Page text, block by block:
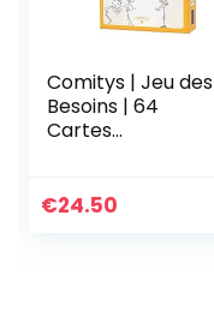
Comitys | Jeu des
Besoins | 64
Cartes
Outil Pédagogique
€24.50